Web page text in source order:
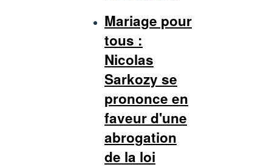
Mariage pour
tous :
Nicolas
Sarkozy se
prononce en
faveur d'une
abrogation
de la loi